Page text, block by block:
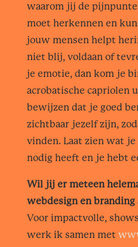
waarom jij de
moet herkennen en
jouw mensen helpt
niet blij, voldaan of
je emotie, dan kom je
acrobatische capriolen
bewijzen dat je goed
zichtbaar jezelf zijn,
vinden. Laat zien wat
nodig heeft en je hebt
Wil jij er meteen
webdesign en branding
Voor impactvolle,
werk ik samen met